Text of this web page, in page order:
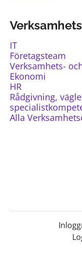
IT
Företagsteam
Verksamhets-
Ekonomi
HR
Rådgivning,
Alla